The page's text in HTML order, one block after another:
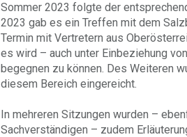
Sommer 2023 folgte der
2023 gab es ein Treffen mit dem
Termin mit Vertretern aus
es wird – auch unter Einbeziehung
begegnen zu können. Des Weiteren
diesem Bereich eingereicht.
In mehreren Sitzungen wurden –
Sachverständigen – zudem